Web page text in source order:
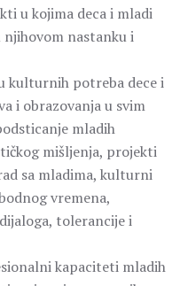
u kojima deca i mladi
nastanku i
kulturnih potreba dece i
i obrazovanja u svim
mladih
mišljenja, projekti
sa mladima, kulturni
vremena,
tolerancije i
kapaciteti mladih